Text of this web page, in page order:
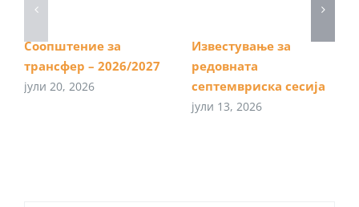
Соопштение за
трансфер – 2026/2027
јули 20, 2026
Известување за
редовната
септемвриска сесија
јули 13, 2026